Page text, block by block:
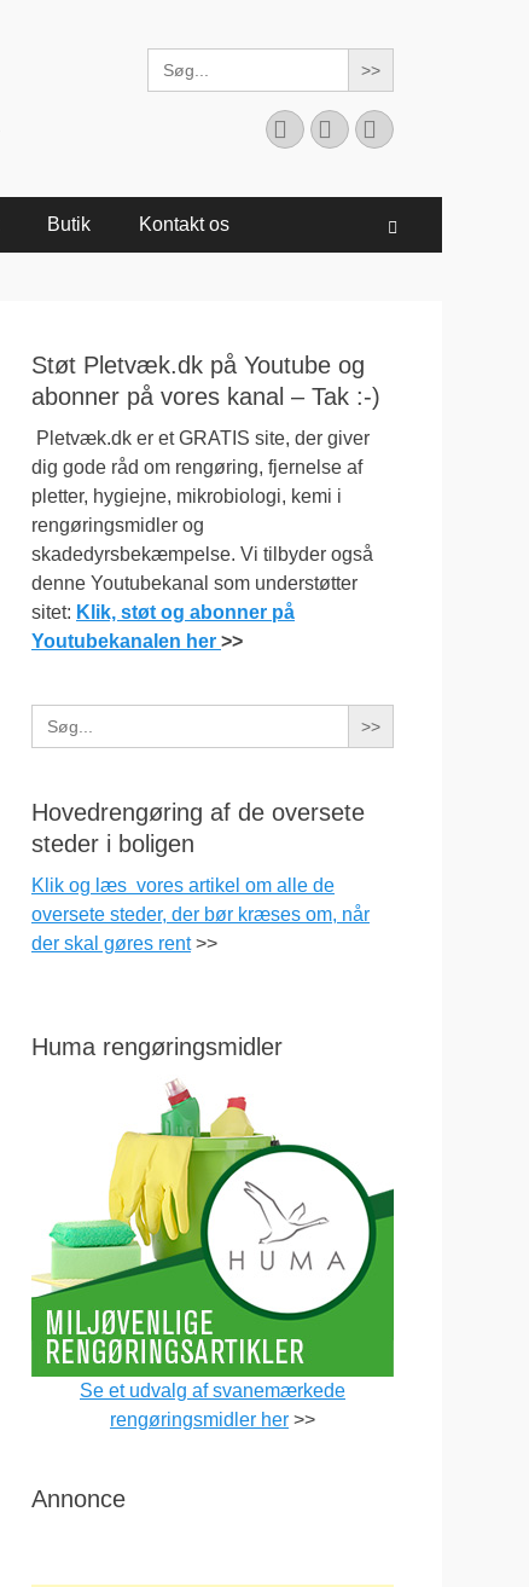
Search
for:
Facebook
YouTubeInstagram
Butik Kontakt os
Støt Pletvæk.dk på Youtube og
abonner på vores kanal – Tak :-)
Pletvæk.dk er et GRATIS site, der giver
dig gode råd om rengøring, fjernelse af
pletter, hygiejne, mikrobiologi, kemi i
rengøringsmidler og
skadedyrsbekæmpelse. Vi tilbyder også
denne Youtubekanal som understøtter
sitet: Klik, støt og abonner på
Youtubekanalen her >>
Search
for:
Hovedrengøring af de oversete
steder i boligen
Klik og læs vores artikel om alle de
oversete steder, der bør kræses om, når
der skal gøres rent>>
Huma rengøringsmidler
Se et udvalg af svanemærkede
rengøringsmidler her >>
Annonce